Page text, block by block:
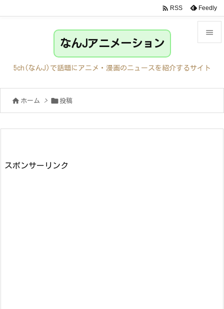

サイド
前へ

 RSS Feedly
なんJアニメーション
5ch(なんJ)で話題にアニメ・漫画のニュースを紹介するサイト
 ホーム >  投稿
スポンサーリンク